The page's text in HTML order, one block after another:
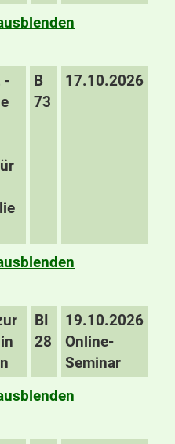
-
B
73
17.10.2026
BI
28
19.10.2026
Online-
Seminar